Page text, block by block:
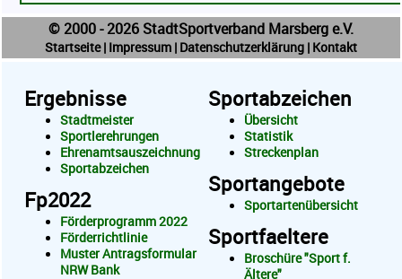
© 2000 - 2026 StadtSportverband Marsberg e.V.
Startseite| Impressum | Datenschutzerklärung | Kontakt
Ergebnisse
Stadtmeister
Sportlerehrungen
Ehrenamtsauszeichnung
Sportabzeichen
Fp2022
Förderprogramm 2022
Förderrichtlinie
Muster Antragsformular
NRW Bank
Sportabzeichen
Übersicht
Statistik
Streckenplan
Sportangebote
Sportartenübersicht
Sportfaeltere
Broschüre "Sport f.
Ältere"